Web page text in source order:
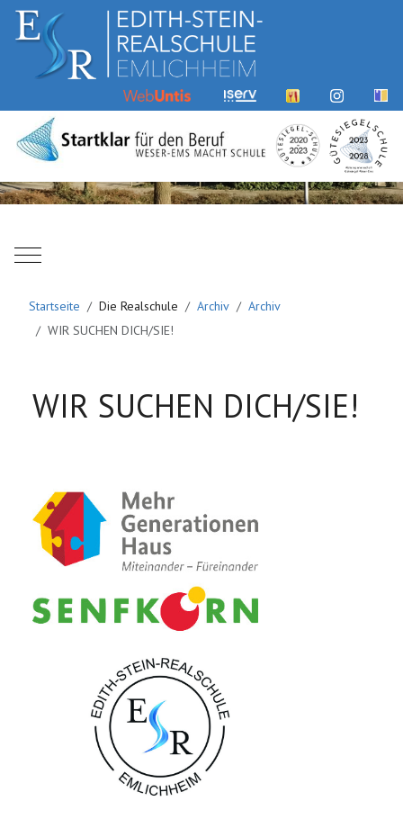
Mobile Menu Toggle
Startseite Die Realschule Archiv
Archiv
WIR SUCHEN DICH/SIE!
WIR SUCHEN DICH/SIE!